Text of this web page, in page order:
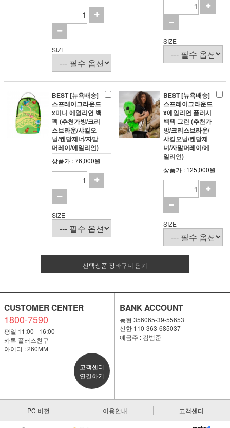
SIZE
SIZE
BEST [뉴욕배송]
스프레이그라운드
x미니 에얼리언 백
팩 (추천가방/크리
스브라운/샤킬오
닐/켄달제너/자말
머레이/에일리언)
상품가 : 76,000원
SIZE
BEST [뉴욕배송]
스프레이그라운드
x에일리언 플러시
백팩 그린 (추천가
방/크리스브라운/
샤킬오닐/켄달제
너/자말머레이/에
일리언)
상품가 : 125,000원
SIZE
선택상품 장바구니 담기
CUSTOMER CENTER
1800-7590
평일 11:00 - 16:00
카톡 플러스친구
아이디 : 260MM
고객센터
연결하기
BANK ACCOUNT
농협 356065-39-55653
신한 110-363-685037
예금주 : 김범준
PC 버전 이용안내 고객센터